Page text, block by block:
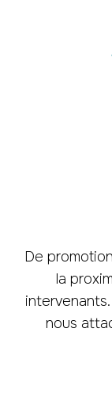
De
la
nous